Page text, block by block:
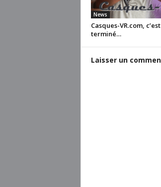
News
Casques-VR.com, c’est
terminé…
Laisser un